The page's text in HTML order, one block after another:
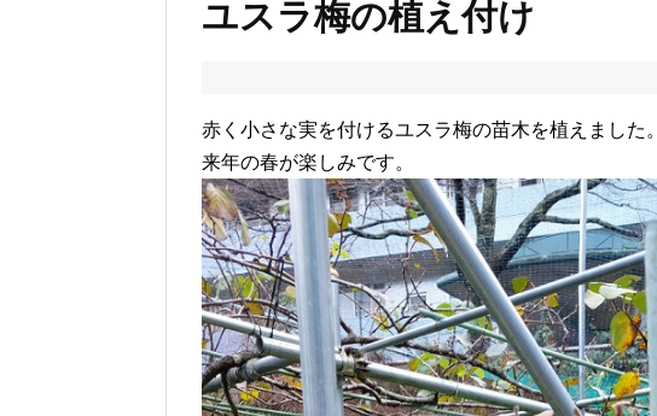
ユスラ梅の植え付け
赤く小さな実を付けるユスラ梅の苗木を植えました。
来年の春が楽しみです。